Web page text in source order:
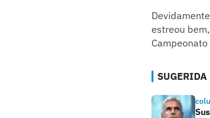
estreou
SUGERIDA